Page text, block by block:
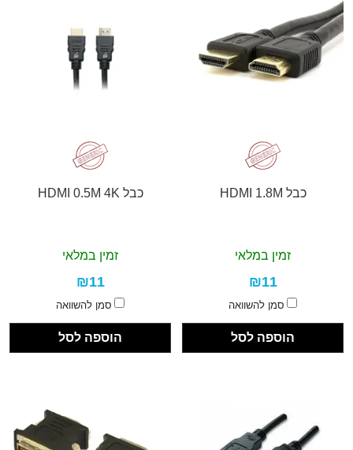
כבל HDMI 1.8M
זמין במלאי
₪11
סמן להשוואה
הוספה לסל
כבל HDMI 0.5M 4K
זמין במלאי
₪11
סמן להשוואה
הוספה לסל